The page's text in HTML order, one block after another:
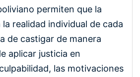
permiten que la
la realidad individual de cada
de castigar de manera
aplicar justicia en
las motivaciones